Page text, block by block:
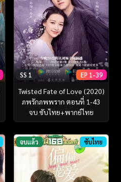
SS 1 EP 1-39
Twisted Fate of Love (2020)
ภพรักภพพราก ตอนที่ 1-43
จบ ซับไทย+พากย์ไทย
จบแล้ว ซับไทย